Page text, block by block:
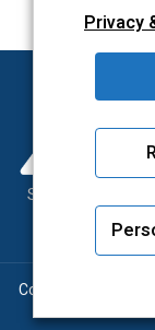
Sonytool
Copyright © 2026
Privacy